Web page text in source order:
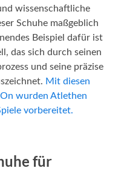
wissenschaftliche
Schuhe maßgeblich
Beispiel dafür ist
das sich durch seinen
und seine präzise
Mit diesen
wurden Atlethen
vorbereitet.
für